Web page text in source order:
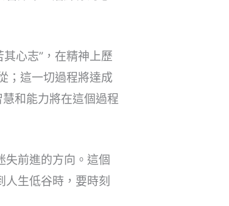
心志”，在精神上歷
；這一切過程將達成
和能力將在這個過程
失前進的方向。這個
生低谷時，要時刻